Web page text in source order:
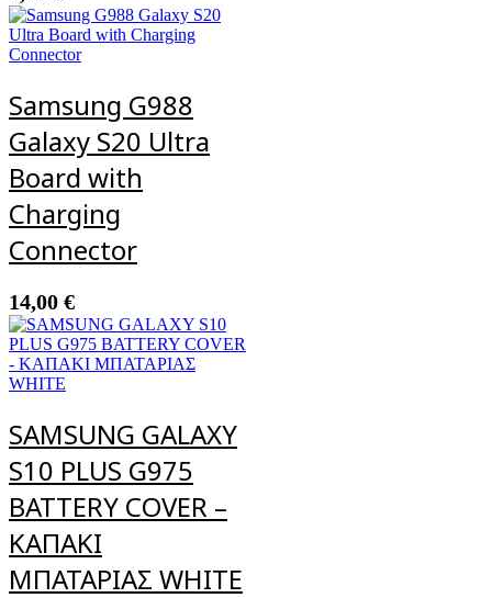
Samsung G988
Galaxy S20 Ultra
Board with
Charging
Connector
14,00 €
SAMSUNG GALAXY
S10 PLUS G975
BATTERY COVER –
ΚΑΠΑΚΙ
ΜΠΑΤΑΡΙΑΣ WHITE